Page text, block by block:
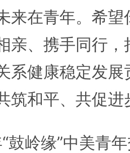
来在青年。希
亲、携手同行
系健康稳定发
筑和平、共促
岭缘”中美青年